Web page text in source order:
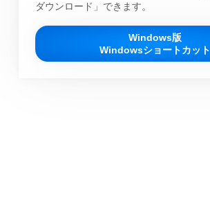
ダウンロード」できます。
Windows版
Windowsショートカット